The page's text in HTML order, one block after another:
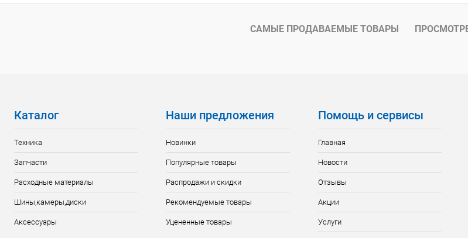
САМЫЕ ПРОДАВАЕМЫЕ ТОВАРЫ
Каталог
Техника
Запчасти
Расходные материалы
Шины,камеры,диски
Аксессуары
Наши предложения
Новинки
Популярные товары
Распродажи и скидки
Рекомендуемые товары
Уцененные товары
Помощь и сервисы
Главная
Новости
Отзывы
Акции
Услуги